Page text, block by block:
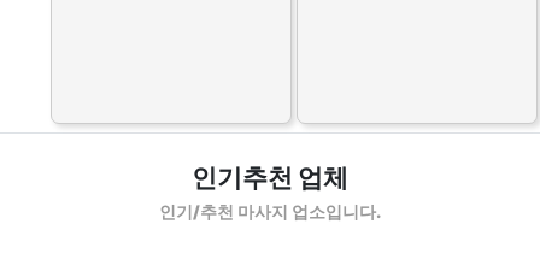
인기추천 업체
인기/추천 마사지 업소입니다.